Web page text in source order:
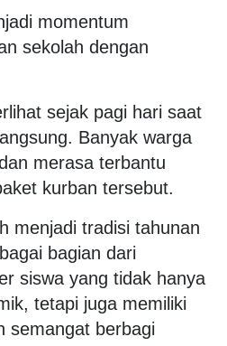
momentum
sekolah dengan
sejak pagi hari saat
Banyak warga
merasa terbantu
kurban tersebut.
menjadi tradisi tahunan
bagian dari
siswa yang tidak hanya
tetapi juga memiliki
semangat berbagi